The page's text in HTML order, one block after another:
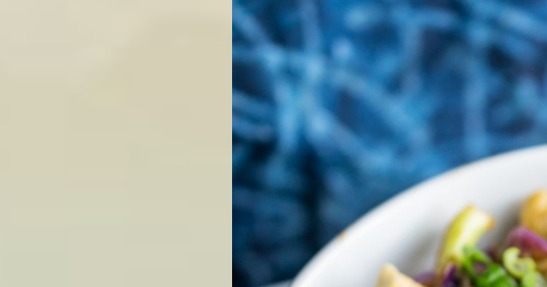
Dùng chảo chống dính để làm món
rốt, cà tím, ớt chuông vào đảo đều
bắc ra.
Vớt đậu xanh ra khỏi nước và để
khoảng 5-7 phút.
Cho hỗn hợp đã xào khi trên vào
bột nghệ, bột ớt vào sao cho vừa
Có thể ăn cùng với cơm, món này
ăn.